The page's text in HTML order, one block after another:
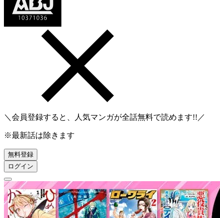
＼会員登録すると、人気マンガが全話無料で読めます!!／
※最新話は除きます
無料登録
ログイン